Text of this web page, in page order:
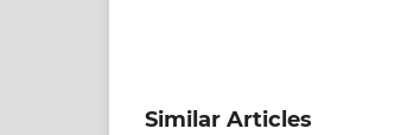
Similar Articles